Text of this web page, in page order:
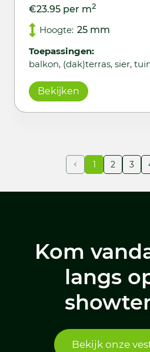
€23.95 per m2
Hoogte: 25 mm
Toepassingen:
balkon, (dak)terras, sier,
Bekijken
1 2 3
Kom
langs
Bekijk onze